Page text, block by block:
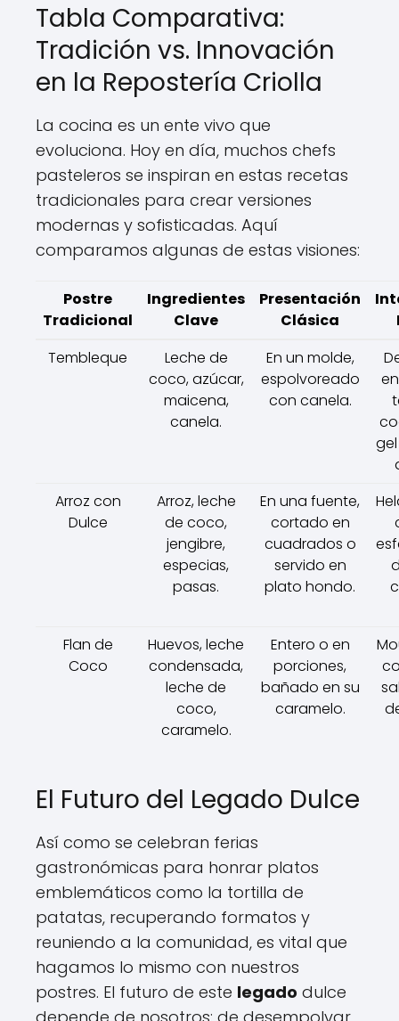
Tabla Comparativa:
Tradición vs. Innovación
en la Repostería Criolla
La cocina es un ente vivo que
evoluciona. Hoy en día, muchos chefs
pasteleros se inspiran en estas recetas
tradicionales para crear versiones
modernas y sofisticadas. Aquí
comparamos algunas de estas visiones:
Postre
Tradicional
Ingredientes
Clave
Presentación
Clásica
Tembleque
Leche de
coco, azúcar,
maicena,
canela.
En un molde,
espolvoreado
con canela.
Arroz con
Dulce
Arroz, leche
de coco,
jengibre,
especias,
pasas.
En una fuente,
cortado en
cuadrados o
servido en
plato hondo.
Flan de
Coco
Huevos, leche
condensada,
leche de
coco,
caramelo.
Entero o en
porciones,
bañado en su
caramelo.
El Futuro del Legado Dulce
Así como se celebran ferias
gastronómicas para honrar platos
emblemáticos como la tortilla de
patatas, recuperando formatos y
reuniendo a la comunidad, es vital que
hagamos lo mismo con nuestros
postres. El futuro de este legado dulce